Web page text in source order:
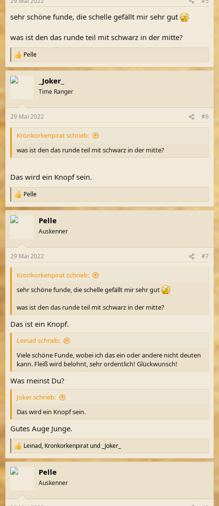
e
:
sehr schöne funde, die schelle gefällt mir sehr gut
was ist den das runde teil mit schwarz in der mitte?
R
e
a
k
e
n
Pelle
_Joker_
Time Ranger
29 Mai 2022 #6
Kronkorkenpirat schrieb:
was ist den das runde teil mit schwarz in der mitte?
Das wird ein Knopf sein.
R
e
a
k
e
n
Pelle
Pelle
Auskenner
29 Mai 2022 #7
Kronkorkenpirat schrieb:
sehr schöne funde, die schelle gefällt mir sehr gut
was ist den das runde teil mit schwarz in der mitte?
Das ist ein Knopf.
Leinad schrieb:
Viele schöne Funde, wobei ich das ein oder andere nicht deuten
kann. Fleiß wird belohnt, sehr ordentlich! Glückwunsch!
Was meinst Du?
Joker schrieb:
Das wird ein Knopf sein.
Gutes Auge Junge.
R
e
a
k
Leinad, Kronkorkenpirat und _Joker_
Pelle
Auskenner